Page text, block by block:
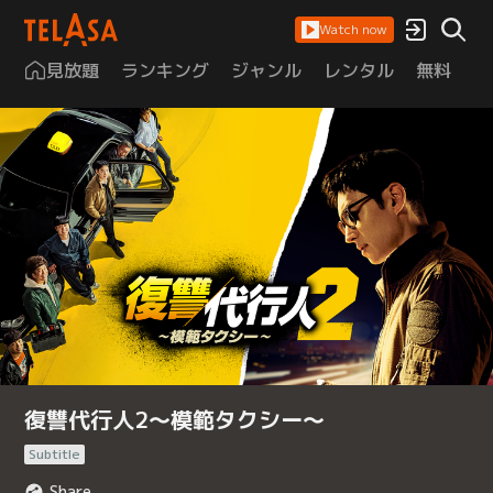
Watch now
見放題 ランキング ジャンル レンタル 無料
復讐代行人2～模範タクシー～
Subtitle